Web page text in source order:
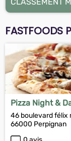
FASTFOODS
Pizza Night &
46 boulevard félix
66000 Perpignan